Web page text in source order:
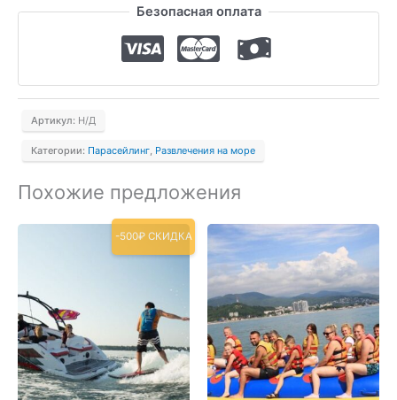
Парасейлинг
Безопасная оплата
Артикул: Н/Д
Категории: Парасейлинг, Развлечения на море
Похожие предложения
-500₽ СКИДКА